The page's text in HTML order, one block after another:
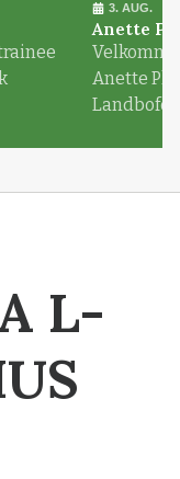
3. AUG.
Anette
Anette
L-